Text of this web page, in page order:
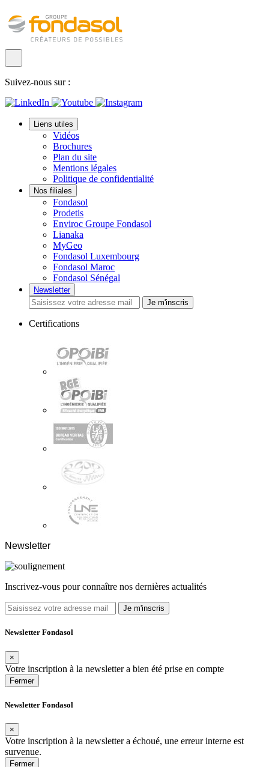
Suivez-nous sur :
Liens utiles
Vidéos
Brochures
Plan du site
Mentions légales
Politique de confidentialité
Nos filiales
Fondasol
Prodetis
Enviroc Groupe Fondasol
Lianaka
MyGeo
Fondasol Luxembourg
Fondasol Maroc
Fondasol Sénégal
Newsletter
Je m'inscris
Certifications
Newsletter
Inscrivez-vous pour connaître nos dernières actualités
Je m'inscris
Newsletter Fondasol
×
Votre inscription à la newsletter a bien été prise en compte
Fermer
Newsletter Fondasol
×
Votre inscription à la newsletter a échoué, une erreur interne est
survenue.
Fermer